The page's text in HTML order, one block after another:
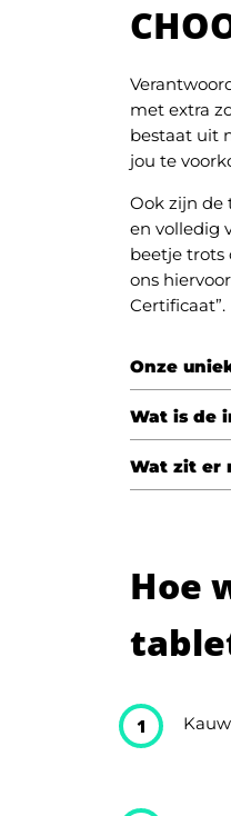
met extra
bestaat uit
jou te
Ook zijn de
en volledig
beetje trots
ons
Certificaat”.
Onze
Wat is de
Wat zit er
Hoe
1